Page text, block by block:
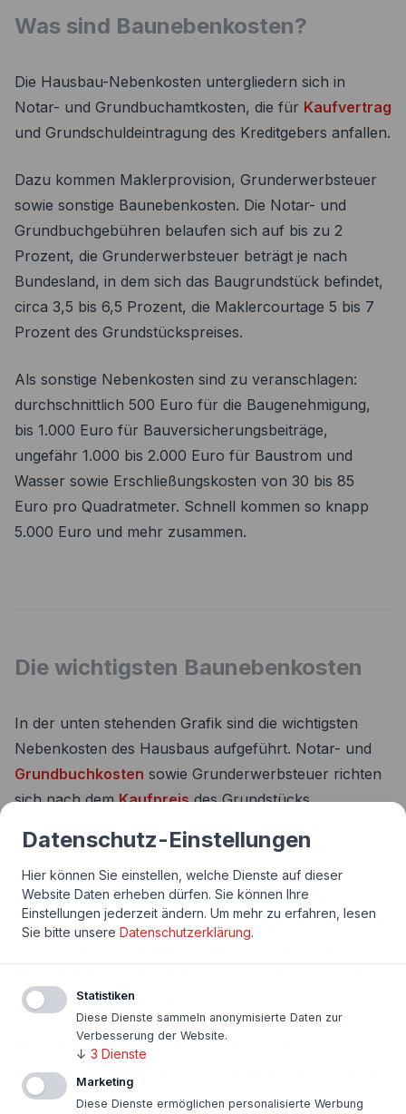
Was sind Baunebenkosten?
Die Hausbau-Nebenkosten untergliedern sich in
Notar- und Grundbuchamtkosten, die für Kaufvertrag
und Grundschuldeintragung des Kreditgebers anfallen.
Dazu kommen Maklerprovision, Grunderwerbsteuer
sowie sonstige Baunebenkosten. Die Notar- und
Grundbuchgebühren belaufen sich auf bis zu 2
Prozent, die Grunderwerbsteuer beträgt je nach
Bundesland, in dem sich das Baugrundstück befindet,
circa 3,5 bis 6,5 Prozent, die Maklercourtage 5 bis 7
Prozent des Grundstückspreises.
Als sonstige Nebenkosten sind zu veranschlagen:
durchschnittlich 500 Euro für die Baugenehmigung,
bis 1.000 Euro für Bauversicherungsbeiträge,
ungefähr 1.000 bis 2.000 Euro für Baustrom und
Wasser sowie Erschließungskosten von 30 bis 85
Euro pro Quadratmeter. Schnell kommen so knapp
5.000 Euro und mehr zusammen.
Die wichtigsten Baunebenkosten
In der unten stehenden Grafik sind die wichtigsten
Nebenkosten des Hausbaus aufgeführt. Notar- und
Grundbuchkosten sowie Grunderwerbsteuer richten
sich nach demKaufpreisdes Grundstücks.
Die Grunderwerbsteuer differiert zwischen den
Bundesländern, zu den teuersten gehören unter
anderem Thüringen, Nordrhein-Westfalen und
Brandenburg, vergleichsweise günstig mit 3,5 Prozent
Grunderwerbsteuer sein.
10 bis 15 Prozent Baunebenkosten sind wenigstens
einzuplanen, die der
bestreiten sollte.
Datenschutz-Einstellungen
Hier können Sie einstellen, welche Dienste auf dieser
Website Daten erheben dürfen. Sie können Ihre
Einstellungen jederzeit ändern. Um mehr zu erfahren, lesen
Sie bitte unsere Datenschutzerklärung.
Statistiken
Diese Dienste sammeln anonymisierte Daten zur
Verbesserung der Website.
↓ 3 Dienste
Marketing
Diese Dienste ermöglichen personalisierte Werbung